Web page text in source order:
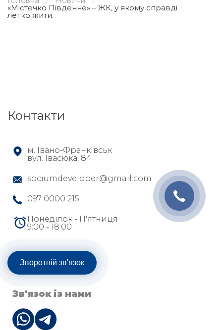
«Містечко Південне» – ЖК, у якому справді
легко жити.
Контакти
м. Івано-Франківськ
вул. Івасюка, 84
sociumdeveloper@gmail.com
097 0000 215
Понеділок - П'ятниця
9:00 - 18:00
Зворотній зв'язок
Зв'язок із нами